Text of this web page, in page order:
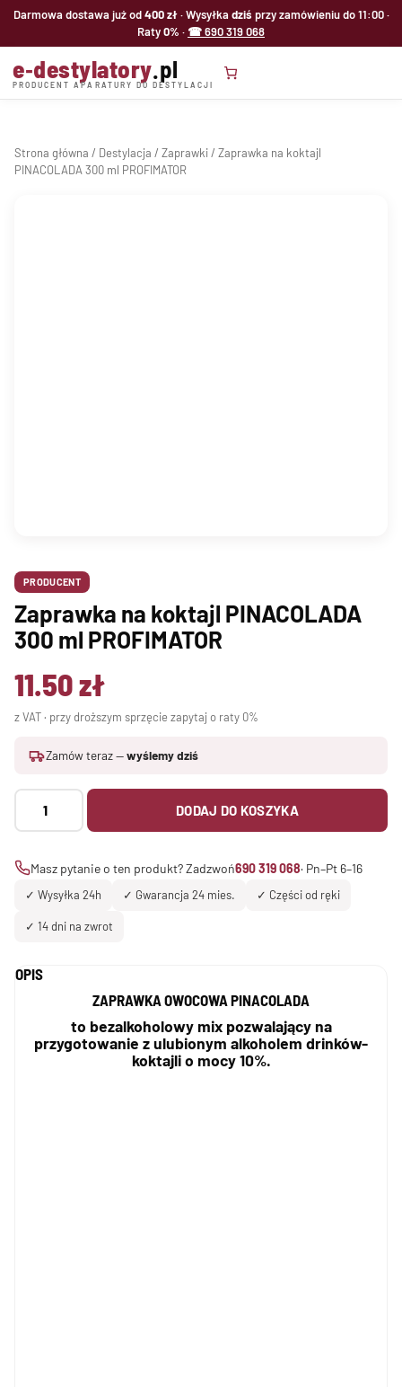
Przejdź
treści
Darmowa dostawa już od400 zł· Wysyłka dziś przy zamówieniu do 11:00 ·
Raty0% · ☎ 690 319 068
e‑destylatory.pl
PRODUCENT APARATURY DO DESTYLACJI
Strona główna / Destylacja / Zaprawki/ Zaprawka na koktajl
PINACOLADA 300 ml PROFIMATOR
PRODUCENT
Zaprawka na koktajl PINACOLADA
300 ml PROFIMATOR
11.50zł
z VAT · przy droższym sprzęcie zapytaj o raty 0%
Zamów teraz —wyślemy dziś
ilość
Zaprawka
koktajl
PINACOLADA
300
DODAJ DO KOSZYKA
Masz pytanie o ten produkt? Zadzwoń690 319 068· Pn–Pt 6–16
✓ Wysyłka 24h ✓ Gwarancja 24 mies. ✓ Części od ręki
✓ 14 dni na zwrot
OPIS
ZAPRAWKA OWOCOWA PINACOLADA
to bezalkoholowy mix pozwalający na
przygotowanie z ulubionym alkoholem drinków-
koktajli o mocy 10%.